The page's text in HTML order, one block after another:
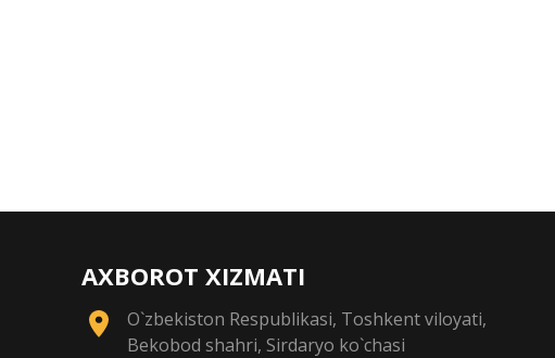
AXBOROT XIZMATI
O`zbekiston Respublikasi, Toshkent viloyati,
Bekobod shahri, Sirdaryo ko`chasi